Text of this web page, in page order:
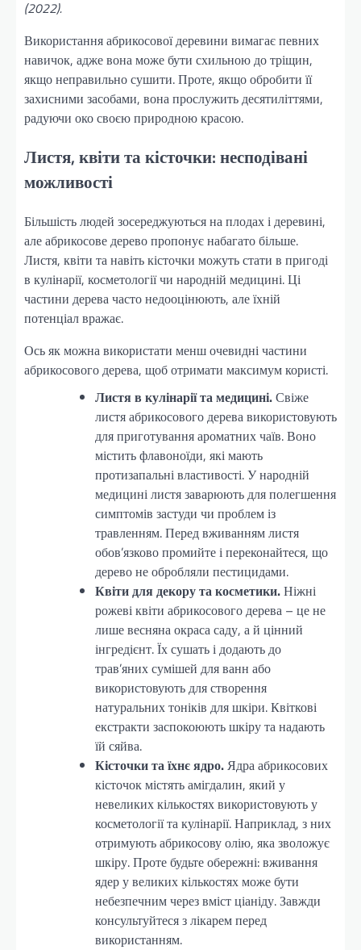
(2022).
Використання абрикосової деревини вимагає певних
навичок, адже вона може бути схильною до тріщин,
якщо неправильно сушити. Проте, якщо обробити її
захисними засобами, вона прослужить десятиліттями,
радуючи око своєю природною красою.
Листя, квіти та кісточки: несподівані
можливості
Більшість людей зосереджуються на плодах і деревині,
але абрикосове дерево пропонує набагато більше.
Листя, квіти та навіть кісточки можуть стати в пригоді
в кулінарії, косметології чи народній медицині. Ці
частини дерева часто недооцінюють, але їхній
потенціал вражає.
Ось як можна використати менш очевидні частини
абрикосового дерева, щоб отримати максимум користі.
Листя в кулінарії та медицині.Свіже
листя абрикосового дерева використовують
для приготування ароматних чаїв. Воно
містить флавоноїди, які мають
протизапальні властивості. У народній
медицині листя заварюють для полегшення
симптомів застуди чи проблем із
травленням. Перед вживанням листя
обов’язково промийте і переконайтеся, що
дерево не обробляли пестицидами.
Квіти для декору та косметики.Ніжні
рожеві квіти абрикосового дерева – це не
лише весняна окраса саду, а й цінний
інгредієнт. Їх сушать і додають до
трав’яних сумішей для ванн або
використовують для створення
натуральних тоніків для шкіри. Квіткові
екстракти заспокоюють шкіру та надають
їй сяйва.
Кісточки та їхнє ядро.Ядра абрикосових
кісточок містять амігдалин, який у
невеликих кількостях використовують у
косметології та кулінарії. Наприклад, з них
отримують абрикосову олію, яка зволожує
шкіру. Проте будьте обережні: вживання
ядер у великих кількостях може бути
небезпечним через вміст ціаніду. Завжди
консультуйтеся з лікарем перед
використанням.